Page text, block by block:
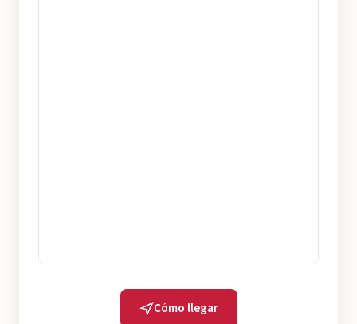
Cómo llegar